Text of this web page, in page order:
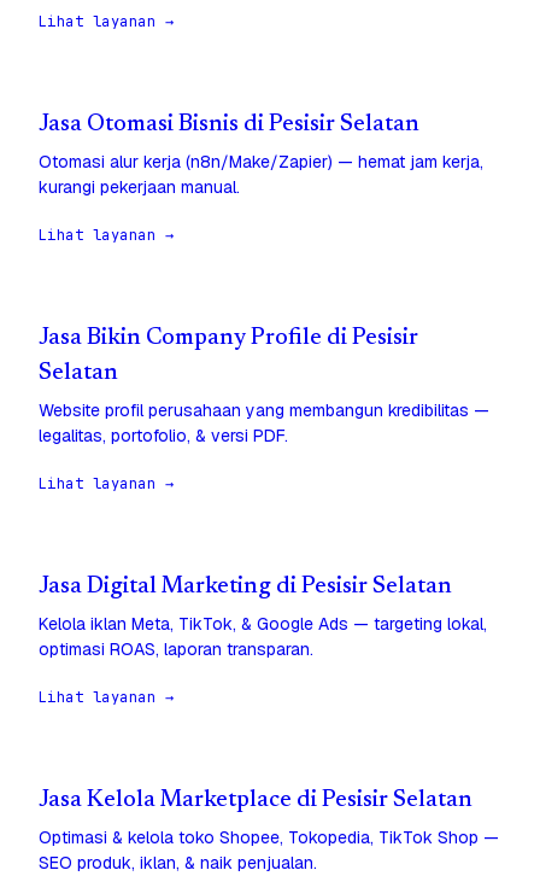
Lihat layanan →
Jasa Otomasi Bisnis di Pesisir Selatan
Otomasi alur kerja (n8n/Make/Zapier) — hemat jam kerja,
kurangi pekerjaan manual.
Lihat layanan →
Jasa Bikin Company Profile di Pesisir
Selatan
Website profil perusahaan yang membangun kredibilitas —
legalitas, portofolio, & versi PDF.
Lihat layanan →
Jasa Digital Marketing di Pesisir Selatan
Kelola iklan Meta, TikTok, & Google Ads — targeting lokal,
optimasi ROAS, laporan transparan.
Lihat layanan →
Jasa Kelola Marketplace di Pesisir Selatan
Optimasi & kelola toko Shopee, Tokopedia, TikTok Shop —
SEO produk, iklan, & naik penjualan.